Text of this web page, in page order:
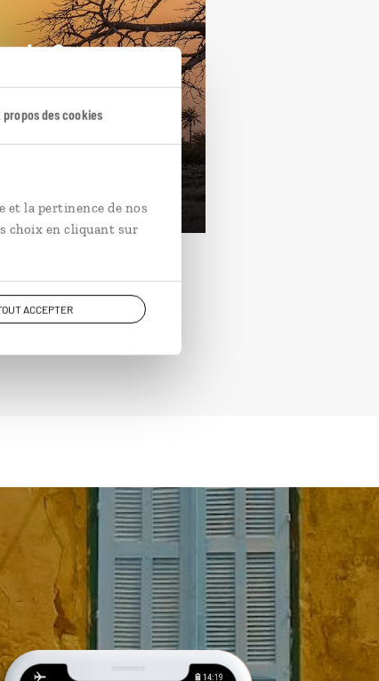
propos des cookies
la pertinence de nos
choix en cliquant sur
ACCEPTER
de Casamance
en Casamance :
îles d’Egueye et